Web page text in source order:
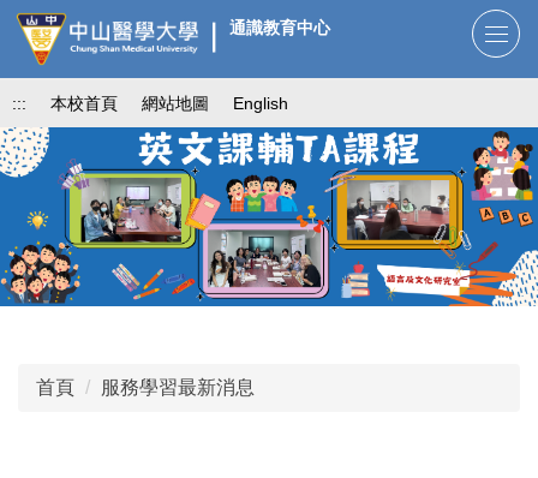
跳
到
主
要
內
容
通識教育中心
::: 本校首頁 網站地圖 English
首頁 服務學習最新消息